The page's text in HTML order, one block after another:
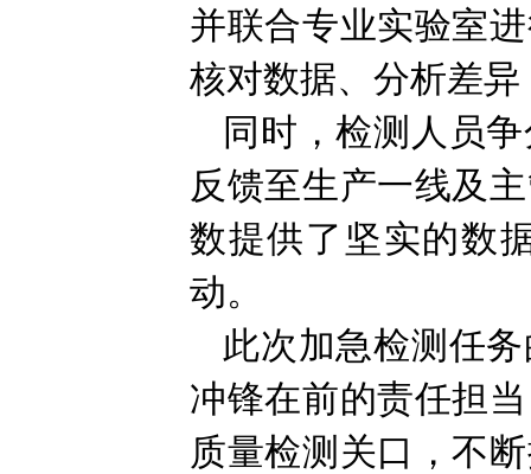
并联合专业实验室
核对数据、分析差
同时，检测人员
反馈至生产一线及
数提供了坚实的数
动。
此次加急检测任
冲锋在前的责任担
质量检测关口，不